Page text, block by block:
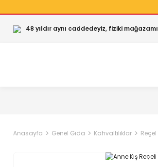
48 yıldır aynı caddedeyiz, fiziki
Anasayfa Genel Gıda Kahvaltılıklar Reçel